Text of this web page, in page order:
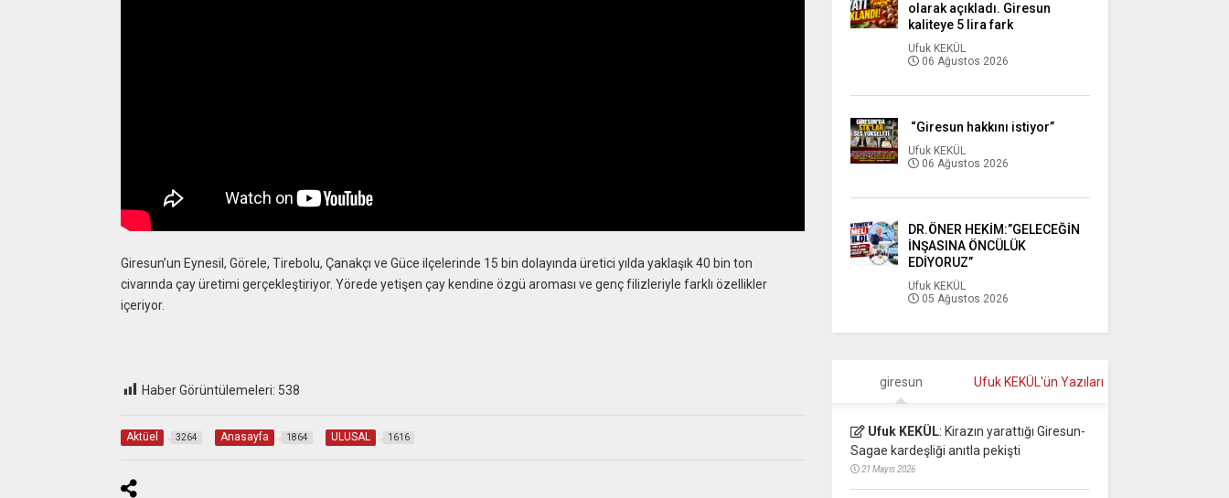
Giresun’un Eynesil, Görele, Tirebolu, Çanakçı ve Güce ilçelerinde 15 bin dolayında üretici yılda yaklaşık 40 bin ton
civarında çay üretimi gerçekleştiriyor. Yörede yetişen çay kendine özgü aroması ve genç filizleriyle farklı özellikler
içeriyor.
Haber Görüntülemeleri: 538
Aktüel 3264 Anasayfa 1864 ULUSAL 1616
olarak açıkladı. Giresun
kaliteye 5 lira fark
Ufuk KEKÜL
06 Ağustos 2026
“Giresun hakkını istiyor”
Ufuk KEKÜL
06 Ağustos 2026
DR.ÖNER HEKİM:”GELECEĞİN
İNŞASINA ÖNCÜLÜK
EDİYORUZ”
Ufuk KEKÜL
05 Ağustos 2026
giresun Ufuk KEKÜL'ün Yazıları
Ufuk KEKÜL: Kirazın yarattığı Giresun-
Sagae kardeşliği anıtla pekişti
21 Mayıs 2026